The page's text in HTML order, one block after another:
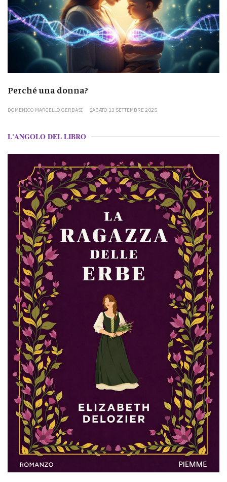
Perché una donna?
DOMENICO MARCELLO GERBASI SABATO 13 SETTEMBRE 2025
L'ANGOLO DEL LIBRO